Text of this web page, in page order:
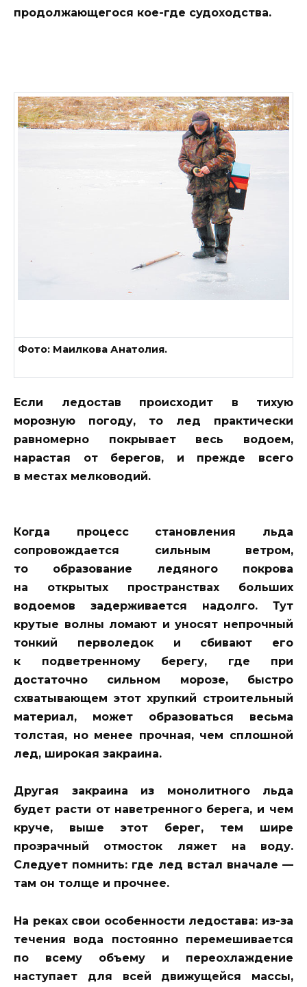
продолжающегося кое-где судоходства.
Фото: Маилкова Анатолия.
Если ледостав происходит в тихую
морозную погоду, то лед практически
равномерно покрывает весь водоем,
нарастая от берегов, и прежде всего
в местах мелководий.
Когда процесс становления льда
сопровождается сильным ветром,
то образование ледяного покрова
на открытых пространствах больших
водоемов задерживается надолго. Тут
крутые волны ломают и уносят непрочный
тонкий перволедок и сбивают его
к подветренному берегу, где при
достаточно сильном морозе, быстро
схватывающем этот хрупкий строительный
материал, может образоваться весьма
толстая, но менее прочная, чем сплошной
лед, широкая закраина.
Другая закраина из монолитного льда
будет расти от наветренного берега, и чем
круче, выше этот берег, тем шире
прозрачный отмосток ляжет на воду.
Следует помнить: где лед встал вначале —
там он толще и прочнее.
На реках свои особенности ледостава: из-за
течения вода постоянно перемешивается
по всему объему и переохлаждение
наступает для всей движущейся массы,